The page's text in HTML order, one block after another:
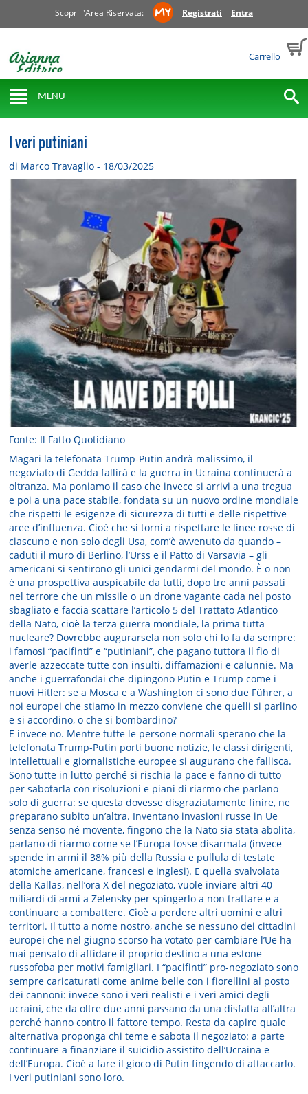
Scopri l'Area Riservata: Registrati Entra
Carrello
MENU
I veri putiniani
di Marco Travaglio - 18/03/2025
Fonte: Il Fatto Quotidiano
Magari la telefonata Trump-Putin andrà malissimo, il
negoziato di Gedda fallirà e la guerra in Ucraina continuerà a
oltranza. Ma poniamo il caso che invece si arrivi a una tregua
e poi a una pace stabile, fondata su un nuovo ordine mondiale
che rispetti le esigenze di sicurezza di tutti e delle rispettive
aree d’influenza. Cioè che si torni a rispettare le linee rosse di
ciascuno e non solo degli Usa, com’è avvenuto da quando –
caduti il muro di Berlino, l’Urss e il Patto di Varsavia – gli
americani si sentirono gli unici gendarmi del mondo. È o non
è una prospettiva auspicabile da tutti, dopo tre anni passati
nel terrore che un missile o un drone vagante cada nel posto
sbagliato e faccia scattare l’articolo 5 del Trattato Atlantico
della Nato, cioè la terza guerra mondiale, la prima tutta
nucleare? Dovrebbe augurarsela non solo chi lo fa da sempre:
i famosi “pacifinti” e “putiniani”, che pagano tuttora il fio di
averle azzeccate tutte con insulti, diffamazioni e calunnie. Ma
anche i guerrafondai che dipingono Putin e Trump come i
nuovi Hitler: se a Mosca e a Washington ci sono due Führer, a
noi europei che stiamo in mezzo conviene che quelli si parlino
e si accordino, o che si bombardino?
E invece no. Mentre tutte le persone normali sperano che la
telefonata Trump-Putin porti buone notizie, le classi dirigenti,
intellettuali e giornalistiche europee si augurano che fallisca.
Sono tutte in lutto perché si rischia la pace e fanno di tutto
per sabotarla con risoluzioni e piani di riarmo che parlano
solo di guerra: se questa dovesse disgraziatamente finire, ne
preparano subito un’altra. Inventano invasioni russe in Ue
senza senso né movente, fingono che la Nato sia stata abolita,
parlano di riarmo come se l’Europa fosse disarmata (invece
spende in armi il 38% più della Russia e pullula di testate
atomiche americane, francesi e inglesi). E quella svalvolata
della Kallas, nell’ora X del negoziato, vuole inviare altri 40
miliardi di armi a Zelensky per spingerlo a non trattare e a
continuare a combattere. Cioè a perdere altri uomini e altri
territori. Il tutto a nome nostro, anche se nessuno dei cittadini
europei che nel giugno scorso ha votato per cambiare l’Ue ha
mai pensato di affidare il proprio destino a una estone
russofoba per motivi famigliari. I “pacifinti” pro-negoziato sono
sempre caricaturati come anime belle con i fiorellini al posto
dei cannoni: invece sono i veri realisti e i veri amici degli
ucraini, che da oltre due anni passano da una disfatta all’altra
perché hanno contro il fattore tempo. Resta da capire quale
alternativa proponga chi teme e sabota il negoziato: a parte
continuare a finanziare il suicidio assistito dell’Ucraina e
dell’Europa. Cioè a fare il gioco di Putin fingendo di attaccarlo.
I veri putiniani sono loro.